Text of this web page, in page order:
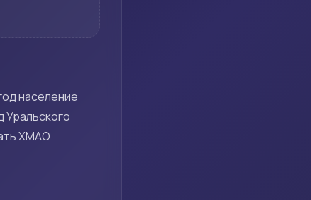
население
Уральского
ХМАО